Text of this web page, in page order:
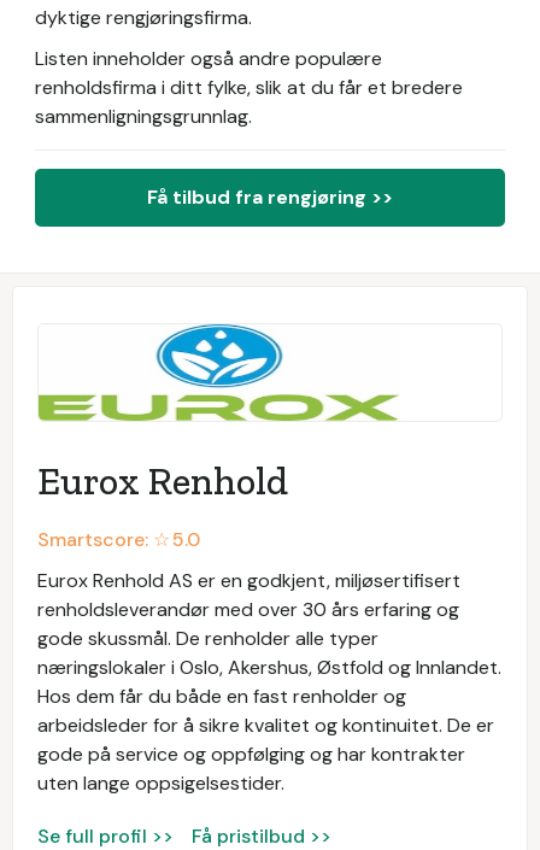
dyktige rengjøringsfirma.
Listen inneholder også andre populære
renholdsfirma i ditt fylke, slik at du får et bredere
sammenligningsgrunnlag.
Få tilbud fra rengjøring >>
Eurox Renhold
Smartscore: ☆5.0
Eurox Renhold AS er en godkjent, miljøsertifisert
renholdsleverandør med over 30 års erfaring og
gode skussmål. De renholder alle typer
næringslokaler i Oslo, Akershus, Østfold og Innlandet.
Hos dem får du både en fast renholder og
arbeidsleder for å sikre kvalitet og kontinuitet. De er
gode på service og oppfølging og har kontrakter
uten lange oppsigelsestider.
Se full profil >> Få pristilbud >>